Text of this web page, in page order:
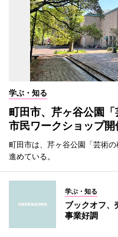
学ぶ・知る
町田市、芹ヶ谷公園
市民ワークショップ開
町田市は、芹ヶ谷公園「芸術
進めている。
学ぶ・知る
ブックオフ
事業好調